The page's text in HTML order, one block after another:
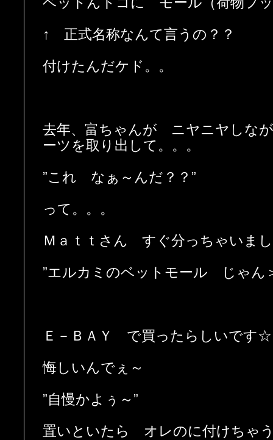
↑ 正式名称なんて言うの？？
付けたんだケド。。
去年、富ちゃんが ニヤニヤしな
ーツを取り出して。。。
”これ なぁ～んだ？？”
って。。。
Ｍａｔｔさん すぐ分っちゃいま
”エルカミのベットモール じゃん
Ｅ－ＢＡＹ で買ったらしいです☆
悔しいんでぇ～
”自慢かよぅ～”
置いといたら オレのに付けちゃ